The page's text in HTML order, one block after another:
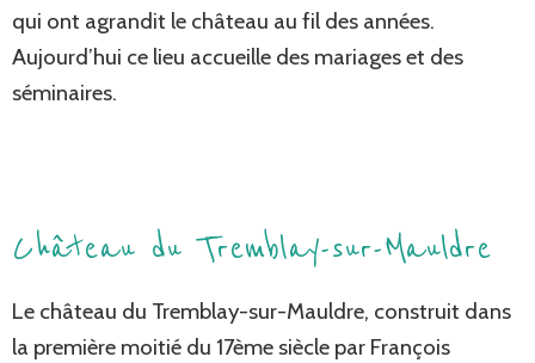
qui ont agrandit le château au fil des années.
Aujourd’hui ce lieu accueille des mariages et des
séminaires.
Château du Tremblay-sur-Mauldre
Le château du Tremblay-sur-Mauldre, construit dans
la première moitié du 17ème siècle par François